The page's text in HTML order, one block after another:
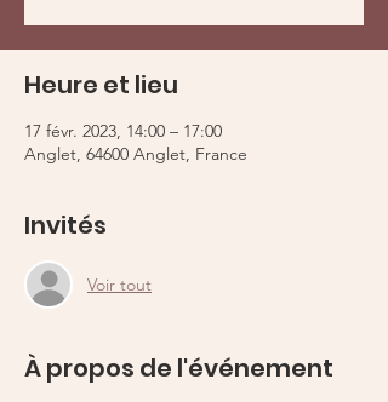
Heure et lieu
17 févr. 2023, 14:00 – 17:00
Anglet, 64600 Anglet, France
Invités
Voir tout
À propos de l'événement